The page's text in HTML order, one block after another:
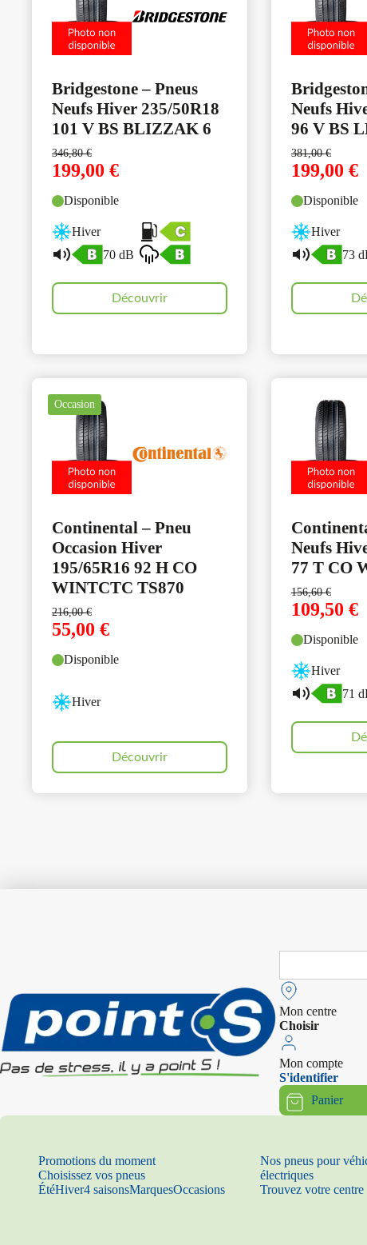
Bridgestone – Pneus
Neufs Hiver 235/50R18
101 V BS BLIZZAK 6
346,80€
199,00 €
Disponible
Hiver
70 dB
Découvrir
Neufs
96 V BS
381,00€
199,00 €
Disponible
Hiver
73
Occasion
Continental – Pneu
Occasion Hiver
195/65R16 92 H CO
WINTCTC TS870
216,00€
55,00 €
Disponible
Hiver
Découvrir
Neufs
77 T CO
156,60€
109,50 €
Disponible
Hiver
71
Search
Mon centre
Choisir
Mon compte
S'identifier
Panier
Promotions du moment
Choisissez vos pneus
ÉtéHiver4 saisonsMarquesOccasions
Nos pneus pour
électriques
Trouvez votre centre